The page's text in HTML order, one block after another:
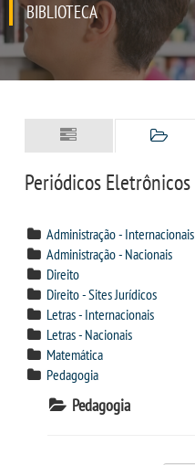
INFRAESTRUTURA
BACHARELADOS
LICENCIATURAS
VESTIBULAR
INSCREVA-SE
BIBLIOTECA
Periódicos Eletrônicos
Administração - Internacionais
Administração - Nacionais
Direito
Direito - Sites Jurídicos
Letras - Internacionais
Letras - Nacionais
Matemática
Pedagogia
Pedagogia